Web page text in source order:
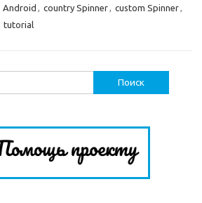
Android , country Spinner, custom Spinner,
tutorial